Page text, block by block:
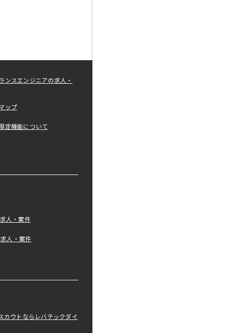
ンスエンジニアの求人・
ップ
定機能について
人・案件
人・案件
カウトならレバテックダイ